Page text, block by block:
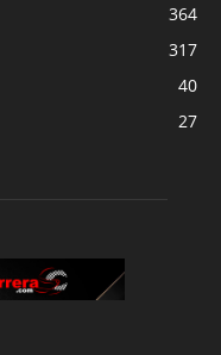
364
317
40
27